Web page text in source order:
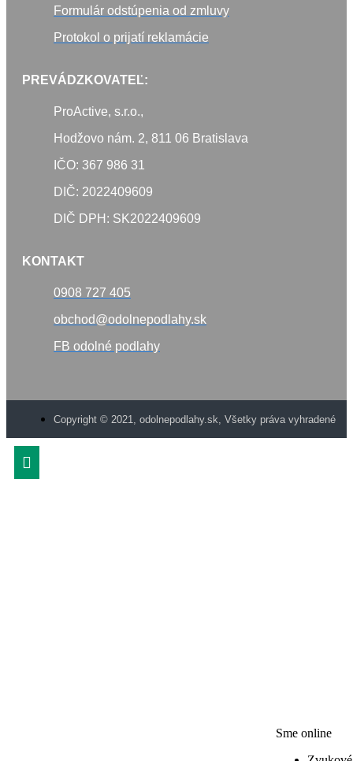
Formulár odstúpenia od zmluvy
Protokol o prijatí reklamácie
PREVÁDZKOVATEĽ:
ProActive, s.r.o.,
Hodžovo nám. 2, 811 06 Bratislava
IČO: 367 986 31
DIČ: 2022409609
DIČ DPH: SK2022409609
KONTAKT
0908 727 405
obchod@odolnepodlahy.sk
FB odolné podlahy
Copyright © 2021, odolnepodlahy.sk, Všetky práva vyhradené